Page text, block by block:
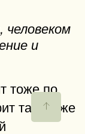
человеком
и
тоже по
тайны же